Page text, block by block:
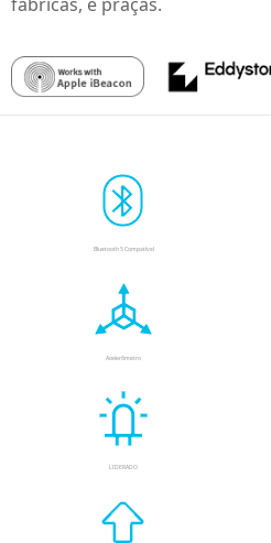
Bluetooth 5 Compatível
Acelerômetro
LIDERADO